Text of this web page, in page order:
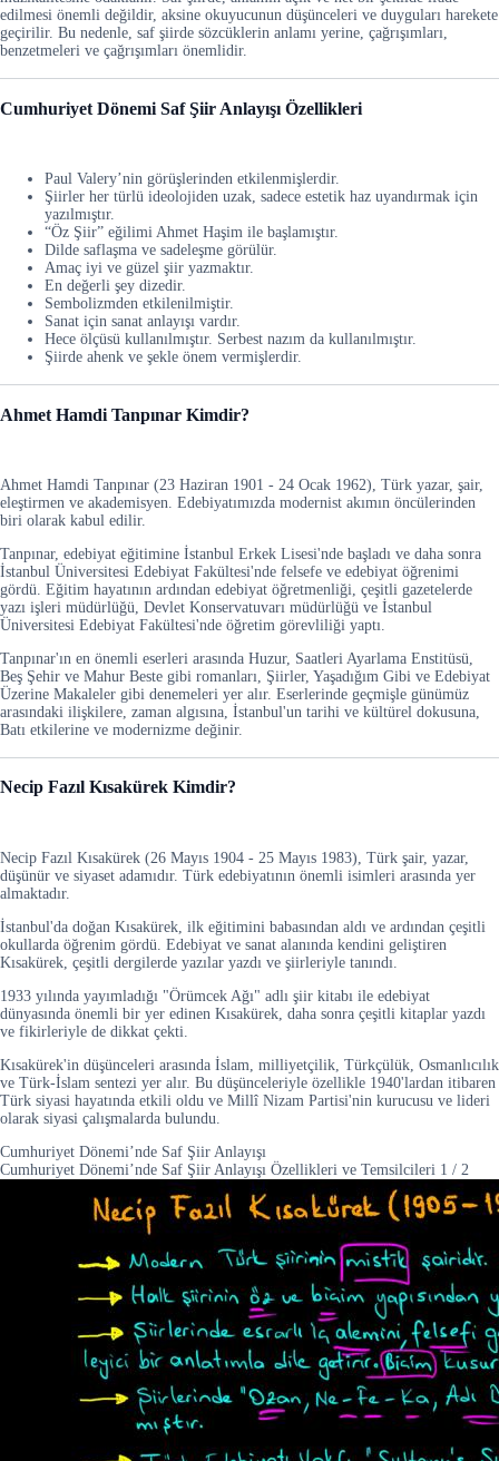
edilmesi önemli değildir, aksine okuyucunun düşünceleri ve duyguları harekete
geçirilir. Bu nedenle, saf şiirde sözcüklerin anlamı yerine, çağrışımları,
benzetmeleri ve çağrışımları önemlidir.
Cumhuriyet Dönemi Saf Şiir Anlayışı Özellikleri
Paul Valery’nin görüşlerinden etkilenmişlerdir.
Şiirler her türlü ideolojiden uzak, sadece estetik haz uyandırmak için
yazılmıştır.
“Öz Şiir” eğilimi Ahmet Haşim ile başlamıştır.
Dilde saflaşma ve sadeleşme görülür.
Amaç iyi ve güzel şiir yazmaktır.
En değerli şey dizedir.
Sembolizmden etkilenilmiştir.
Sanat için sanat anlayışı vardır.
Hece ölçüsü kullanılmıştır. Serbest nazım da kullanılmıştır.
Şiirde ahenk ve şekle önem vermişlerdir.
Ahmet Hamdi Tanpınar Kimdir?
Ahmet Hamdi Tanpınar (23 Haziran 1901 - 24 Ocak 1962), Türk yazar, şair,
eleştirmen ve akademisyen. Edebiyatımızda modernist akımın öncülerinden
biri olarak kabul edilir.
Tanpınar, edebiyat eğitimine İstanbul Erkek Lisesi'nde başladı ve daha sonra
İstanbul Üniversitesi Edebiyat Fakültesi'nde felsefe ve edebiyat öğrenimi
gördü. Eğitim hayatının ardından edebiyat öğretmenliği, çeşitli gazetelerde
yazı işleri müdürlüğü, Devlet Konservatuvarı müdürlüğü ve İstanbul
Üniversitesi Edebiyat Fakültesi'nde öğretim görevliliği yaptı.
Tanpınar'ın en önemli eserleri arasında Huzur, Saatleri Ayarlama Enstitüsü,
Beş Şehir ve Mahur Beste gibi romanları, Şiirler, Yaşadığım Gibi ve Edebiyat
Üzerine Makaleler gibi denemeleri yer alır. Eserlerinde geçmişle günümüz
arasındaki ilişkilere, zaman algısına, İstanbul'un tarihi ve kültürel dokusuna,
Batı etkilerine ve modernizme değinir.
Necip Fazıl Kısakürek Kimdir?
Necip Fazıl Kısakürek (26 Mayıs 1904 - 25 Mayıs 1983), Türk şair, yazar,
düşünür ve siyaset adamıdır. Türk edebiyatının önemli isimleri arasında yer
almaktadır.
İstanbul'da doğan Kısakürek, ilk eğitimini babasından aldı ve ardından çeşitli
okullarda öğrenim gördü. Edebiyat ve sanat alanında kendini geliştiren
Kısakürek, çeşitli dergilerde yazılar yazdı ve şiirleriyle tanındı.
1933 yılında yayımladığı "Örümcek Ağı" adlı şiir kitabı ile edebiyat
dünyasında önemli bir yer edinen Kısakürek, daha sonra çeşitli kitaplar yazdı
ve fikirleriyle de dikkat çekti.
Kısakürek'in düşünceleri arasında İslam, milliyetçilik, Türkçülük, Osmanlıcılık
ve Türk-İslam sentezi yer alır. Bu düşünceleriyle özellikle 1940'lardan itibaren
Türk siyasi hayatında etkili oldu ve Millî Nizam Partisi'nin kurucusu ve lideri
olarak siyasi çalışmalarda bulundu.
Cumhuriyet Dönemi’nde Saf Şiir Anlayışı
Cumhuriyet Dönemi’nde Saf Şiir Anlayışı Özellikleri ve Temsilcileri 1 / 2